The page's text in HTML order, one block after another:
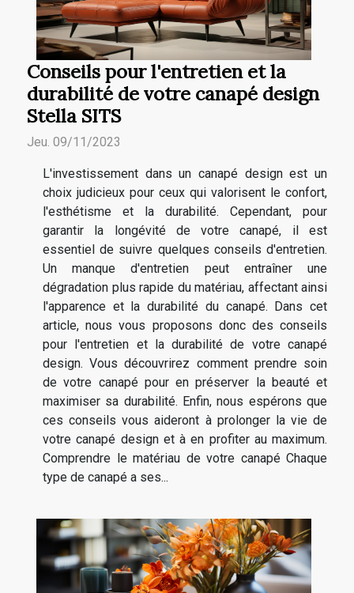
Conseils pour l'entretien et la
durabilité de votre canapé design
Stella SITS
Jeu. 09/11/2023
L'investissement dans un canapé design est un
choix judicieux pour ceux qui valorisent le confort,
l'esthétisme et la durabilité. Cependant, pour
garantir la longévité de votre canapé, il est
essentiel de suivre quelques conseils d'entretien.
Un manque d'entretien peut entraîner une
dégradation plus rapide du matériau, affectant ainsi
l'apparence et la durabilité du canapé. Dans cet
article, nous vous proposons donc des conseils
pour l'entretien et la durabilité de votre canapé
design. Vous découvrirez comment prendre soin
de votre canapé pour en préserver la beauté et
maximiser sa durabilité. Enfin, nous espérons que
ces conseils vous aideront à prolonger la vie de
votre canapé design et à en profiter au maximum.
Comprendre le matériau de votre canapé Chaque
type de canapé a ses...